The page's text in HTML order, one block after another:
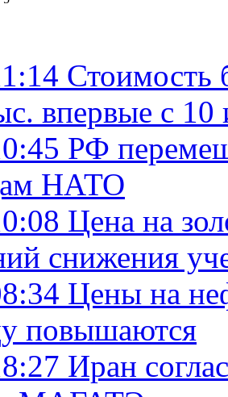
Стоимость
впервые с 10
РФ
НАТО
Цена на
снижения
Цены на
повышаются
Иран